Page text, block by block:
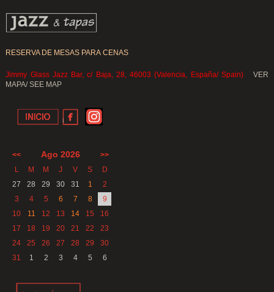
RESERVA DE MESAS PARA CENAS
Jimmy Glass Jazz Bar, c/ Baja, 28, 46003 (Valencia, España/ Spain)
VER
MAPA/ SEE MAP
<< Ago 2026
>>
L
M M J V S
D
27
28 29 30 31 1
2
3
4 5 6 7 8
9
10
11 12 13 14 15
16
17
18 19 20 21 22
23
24
25 26 27 28 29
30
31
1 2 3 4 5 6